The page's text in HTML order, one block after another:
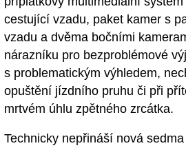
cestující vzadu, paket kamer s
vzadu a dvěma bočními
nárazníku pro bezproblémové
s problematickým výhledem,
opuštění jízdního pruhu či při
mrtvém úhlu zpětného zrcátka.
Technicky nepřináší nová